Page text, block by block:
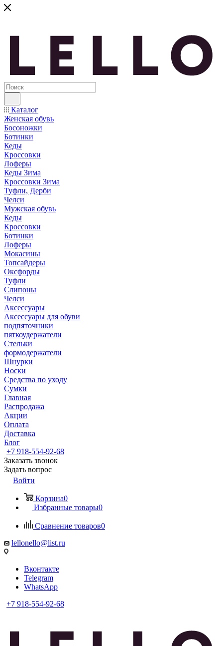
Каталог
Женская обувь
Босоножки
Ботинки
Кеды
Кроссовки
Лоферы
Кеды Зима
Кроссовки Зима
Туфли, Дерби
Челси
Мужская обувь
Кеды
Кроссовки
Ботинки
Лоферы
Мокасины
Топсайдеры
Оксфорды
Туфли
Слипоны
Челси
Аксессуары
Аксессуары для обуви
подпяточники
пяткоудержатели
Стельки
формодержатели
Шнурки
Носки
Средства по уходу
Сумки
Главная
Распродажа
Акции
Оплата
Доставка
Блог
+7 918-554-92-68
Заказать звонок
Задать вопрос
Войти
Корзина0
Избранные товары0
Сравнение товаров0
lellonello@list.ru
Вконтакте
Telegram
WhatsApp
+7 918-554-92-68